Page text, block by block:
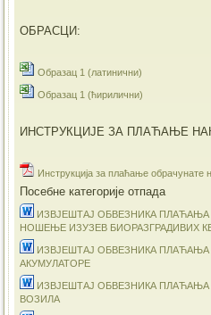
ОБРАСЦИ:
Образац 1 (латинични)
Образац 1 (ћирилични)
ИНСТРУКЦИЈЕ ЗА ПЛАЋАЊЕ
Инструкција за плаћање обрачунате
Посебне категорије отпада
ИЗВЈЕШТАЈ ОБВЕЗНИКА
НОШЕЊЕ ИЗУЗЕВ БИОРАЗГРАДИВИХ
ИЗВЈЕШТАЈ ОБВЕЗНИКА ПЛАЋАЊА
АКУМУЛАТОРЕ
ИЗВЈЕШТАЈ ОБВЕЗНИКА
ВОЗИЛА